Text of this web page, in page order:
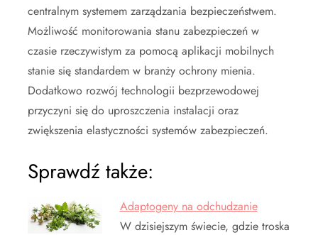
centralnym systemem zarządzania bezpieczeństwem.
Możliwość monitorowania stanu zabezpieczeń w
czasie rzeczywistym za pomocą aplikacji mobilnych
stanie się standardem w branży ochrony mienia.
Dodatkowo rozwój technologii bezprzewodowej
przyczyni się do uproszczenia instalacji oraz
zwiększenia elastyczności systemów zabezpieczeń.
Sprawdź także:
Adaptogeny na odchudzanie
W dzisiejszym świecie, gdzie troska